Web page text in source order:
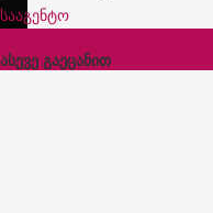
სააგენტო
ასევე გაეცანით